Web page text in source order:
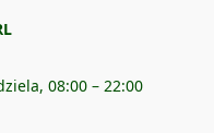
08:00 – 22:00